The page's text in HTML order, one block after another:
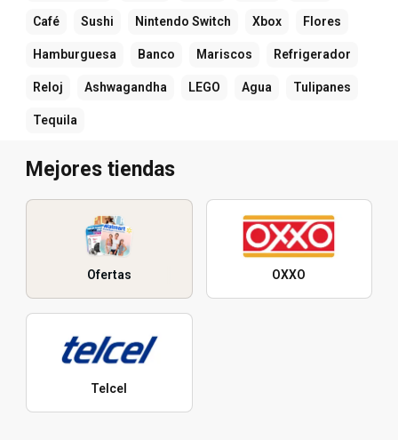
Café Sushi Nintendo Switch Xbox Flores
Hamburguesa Banco Mariscos Refrigerador
Reloj Ashwagandha LEGO Agua Tulipanes
Tequila
Mejores tiendas
Ofertas OXXO
Telcel